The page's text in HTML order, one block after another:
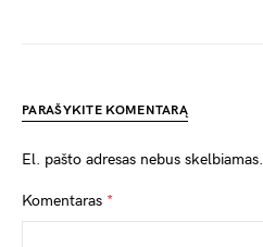
PARAŠYKITE KOMENTARĄ
El. pašto adresas nebus skelbiamas.
Komentaras *